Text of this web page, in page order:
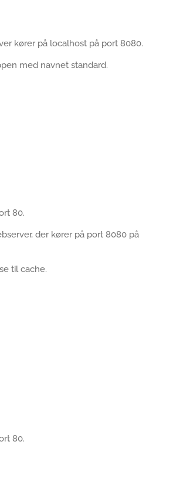
kører på localhost på port 8080.
med navnet standard.
80.
der kører på port 8080 på
til cache.
80.